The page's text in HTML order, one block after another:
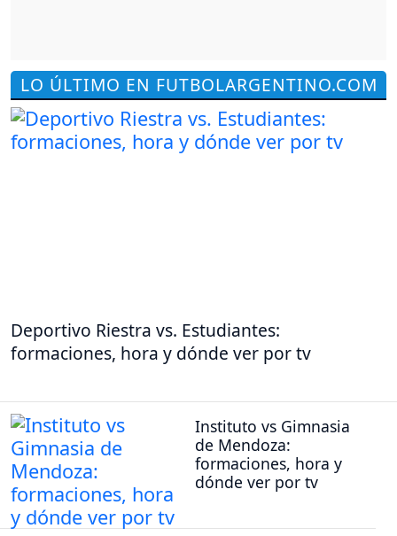
LO ÚLTIMO EN FUTBOLARGENTINO.COM
Deportivo Riestra vs. Estudiantes:
formaciones, hora y dónde ver por tv
Instituto vs Gimnasia
de Mendoza:
formaciones, hora y
dónde ver por tv